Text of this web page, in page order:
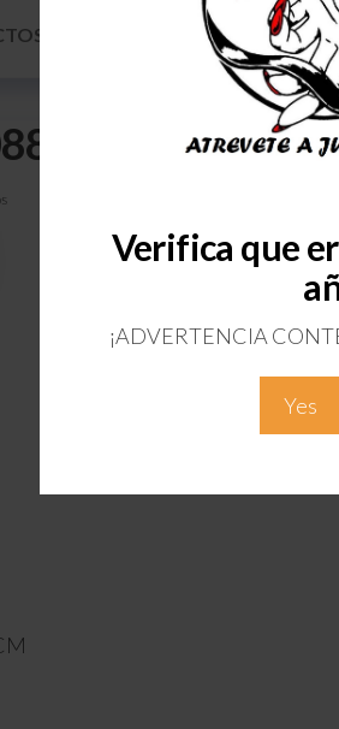
Verifica que
¡ADVERTENCIA
Yes
Y CONSULTAS SERVICIOS